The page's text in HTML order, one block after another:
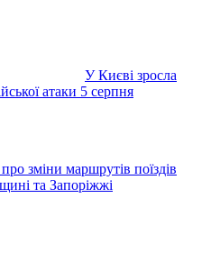
У Києві зросла
атаки 5 серпня
зміни маршрутів поїздів
та Запоріжжі